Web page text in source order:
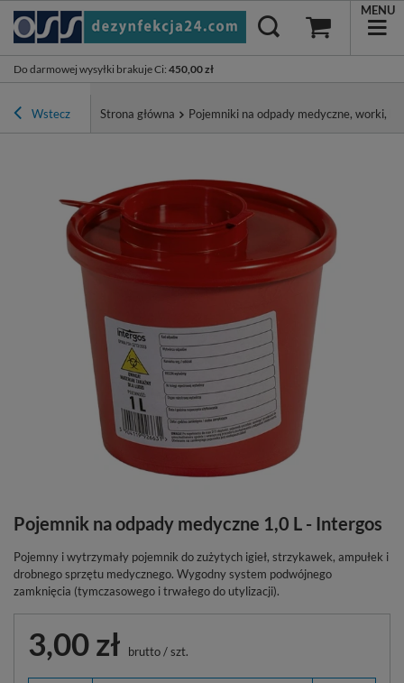
Do darmowej wysyłki brakuje Ci: 450,00 zł
MENU
Wstecz Strona główna Pojemniki na odpady medyczne, worki,
Pojemnik na odpady medyczne 1,0 L - Intergos
Pojemny i wytrzymały pojemnik do zużytych igieł, strzykawek, ampułek i
drobnego sprzętu medycznego. Wygodny system podwójnego
zamknięcia (tymczasowego i trwałego do utylizacji).
3,00 zł brutto/szt.